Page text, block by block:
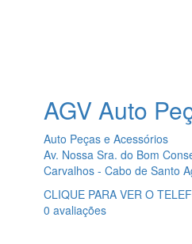
AGV Auto
Auto Peças e Acessórios
Av. Nossa Sra. do Bom
Carvalhos - Cabo de Santo
CLIQUE PARA VER O
0 avaliações